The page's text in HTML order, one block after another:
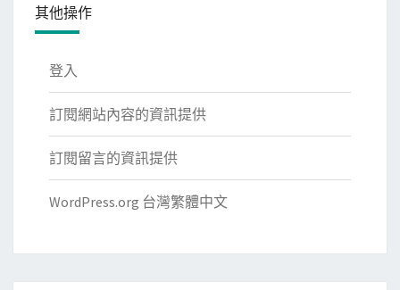
其他操作
登入
訂閱網站內容的資訊提供
訂閱留言的資訊提供
WordPress.org 台灣繁體中文